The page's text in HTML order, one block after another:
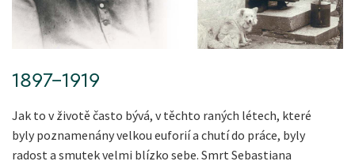
1897-1919
Jak to v životě často bývá, v těchto raných létech, které
byly poznamenány velkou euforií a chutí do práce, byly
radost a smutek velmi blízko sebe. Smrt Sebastiana